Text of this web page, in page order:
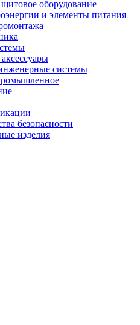
оборудование
и элементы питания
системы
безопасности
изделия